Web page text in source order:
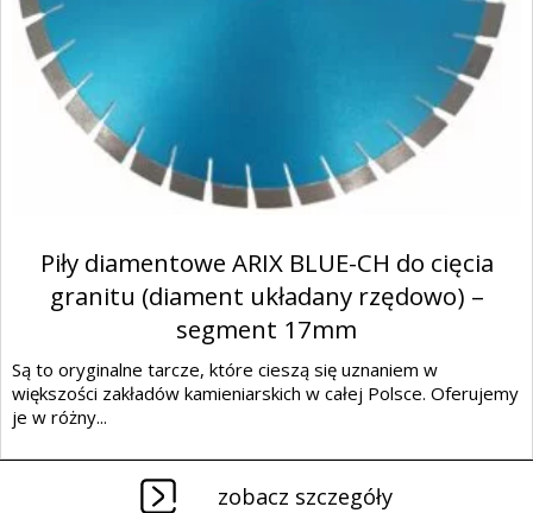
Piły diamentowe ARIX BLUE-CH do cięcia
granitu (diament układany rzędowo) –
segment 17mm
Są to oryginalne tarcze, które cieszą się uznaniem w
większości zakładów kamieniarskich w całej Polsce. Oferujemy
je w różny...
zobacz szczegóły